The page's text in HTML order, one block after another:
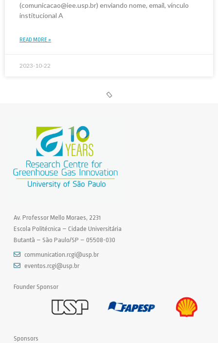
(comunicacao@iee.usp.br) enviando nome, email, vínculo
institucional A
READ MORE »
2023-10-22
Av. Professor Mello Moraes, 2231
Escola Politécnica – Cidade Universitária
Butantã – São Paulo/SP – 05508-030
communication.rcgi@usp.br
eventos.rcgi@usp.br
Founder Sponsor
Sponsors